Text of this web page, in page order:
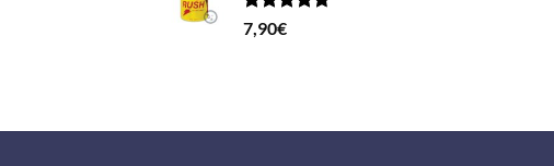
Note4.67
sur 5
7,90€